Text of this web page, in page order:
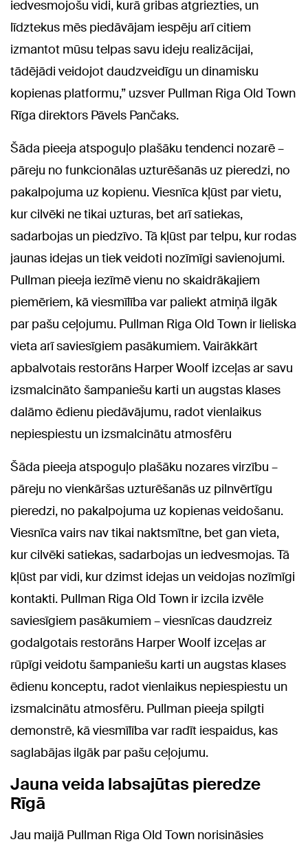
iedvesmojošu vidi, kurā gribas atgriezties, un
līdztekus mēs piedāvājam iespēju arī citiem
izmantot mūsu telpas savu ideju realizācijai,
tādējādi veidojot daudzveidīgu un dinamisku
kopienas platformu,” uzsver Pullman Riga Old Town
Rīga direktors Pāvels Pančaks.
Šāda pieeja atspoguļo plašāku tendenci nozarē –
pāreju no funkcionālas uzturēšanās uz pieredzi, no
pakalpojuma uz kopienu. Viesnīca kļūst par vietu,
kur cilvēki ne tikai uzturas, bet arī satiekas,
sadarbojas un piedzīvo. Tā kļūst par telpu, kur rodas
jaunas idejas un tiek veidoti nozīmīgi savienojumi.
Pullman pieeja iezīmē vienu no skaidrākajiem
piemēriem, kā viesmīlība var paliekt atmiņā ilgāk
par pašu ceļojumu. Pullman Riga Old Town ir lieliska
vieta arī saviesīgiem pasākumiem. Vairākkārt
apbalvotais restorāns Harper Woolf izceļas ar savu
izsmalcināto šampaniešu karti un augstas klases
dalāmo ēdienu piedāvājumu, radot vienlaikus
nepiespiestu un izsmalcinātu atmosfēru
Šāda pieeja atspoguļo plašāku nozares virzību –
pāreju no vienkāršas uzturēšanās uz pilnvērtīgu
pieredzi, no pakalpojuma uz kopienas veidošanu.
Viesnīca vairs nav tikai naktsmītne, bet gan vieta,
kur cilvēki satiekas, sadarbojas un iedvesmojas. Tā
kļūst par vidi, kur dzimst idejas un veidojas nozīmīgi
kontakti. Pullman Riga Old Town ir izcila izvēle
saviesīgiem pasākumiem – viesnīcas daudzreiz
godalgotais restorāns Harper Woolf izceļas ar
rūpīgi veidotu šampaniešu karti un augstas klases
ēdienu konceptu, radot vienlaikus nepiespiestu un
izsmalcinātu atmosfēru. Pullman pieeja spilgti
demonstrē, kā viesmīlība var radīt iespaidus, kas
saglabājas ilgāk par pašu ceļojumu.
Jauna veida labsajūtas pieredze
Rīgā
Jau maijā Pullman Riga Old Town norisināsies